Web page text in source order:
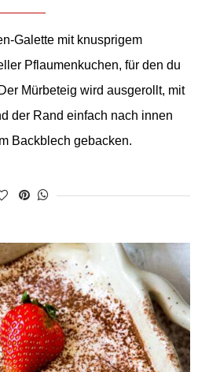
Galette mit knusprigem
Pflaumenkuchen, für den du
Mürbeteig wird ausgerollt, mit
der Rand einfach nach innen
Backblech gebacken.